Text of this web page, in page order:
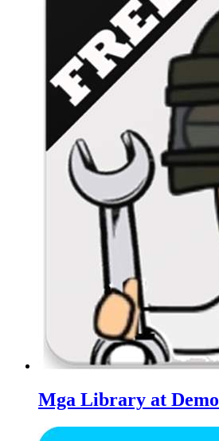
Mga Library at Demo